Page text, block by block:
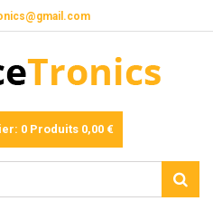
0 Produits 0,00 €